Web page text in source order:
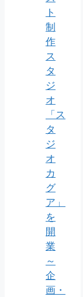
ト
制
作
ス
タ
ジ
オ
「ス
タ
ジ
オ
カ
グ
ア」
を
開
業
～
企
画・